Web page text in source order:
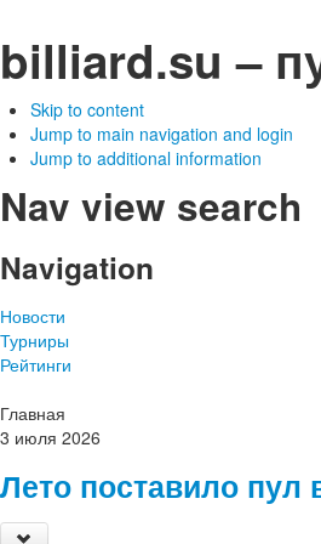
billiard.su –
Skip to content
Jump to main navigation and login
Jump to additional information
Nav view search
Navigation
Новости
Турниры
Рейтинги
Главная
3 июля 2026
Лето поставило пул